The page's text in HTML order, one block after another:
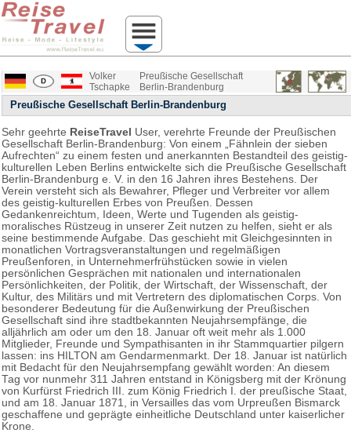
Volker
Tschapke
Preußische Gesellschaft
Berlin-Brandenburg
Preußische Gesellschaft Berlin-Brandenburg
Sehr geehrte ReiseTravel User, verehrte Freunde der Preußischen
Gesellschaft Berlin-Brandenburg: Von einem „Fähnlein der sieben
Aufrechten“ zu einem festen und anerkannten Bestandteil des geistig-
kulturellen Leben Berlins entwickelte sich die Preußische Gesellschaft
Berlin-Brandenburg e. V. in den 16 Jahren ihres Bestehens. Der
Verein versteht sich als Bewahrer, Pfleger und Verbreiter vor allem
des geistig-kulturellen Erbes von Preußen. Dessen
Gedankenreichtum, Ideen, Werte und Tugenden als geistig-
moralisches Rüstzeug in unserer Zeit nutzen zu helfen, sieht er als
seine bestimmende Aufgabe. Das geschieht mit Gleichgesinnten in
monatlichen Vortragsveranstaltungen und regelmäßigen
Preußenforen, in Unternehmerfrühstücken sowie in vielen
persönlichen Gesprächen mit nationalen und internationalen
Persönlichkeiten, der Politik, der Wirtschaft, der Wissenschaft, der
Kultur, des Militärs und mit Vertretern des diplomatischen Corps. Von
besonderer Bedeutung für die Außenwirkung der Preußischen
Gesellschaft sind ihre stadtbekannten Neujahrsempfänge, die
alljährlich am oder um den 18. Januar oft weit mehr als 1.000
Mitglieder, Freunde und Sympathisanten in ihr Stammquartier pilgern
lassen: ins HILTON am Gendarmenmarkt. Der 18. Januar ist natürlich
mit Bedacht für den Neujahrsempfang gewählt worden: An diesem
Tag vor nunmehr 311 Jahren entstand in Königsberg mit der Krönung
von Kurfürst Friedrich III. zum König Friedrich I. der preußische Staat,
und am 18. Januar 1871, in Versailles das vom Urpreußen Bismarck
geschaffene und geprägte einheitliche Deutschland unter kaiserlicher
Krone.